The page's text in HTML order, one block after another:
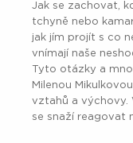
Jak se zachovat,
tchyně nebo
jak jím projít s co
vnímají naše
Tyto otázky a
Milenou
vztahů a výchovy.
se snaží reagovat